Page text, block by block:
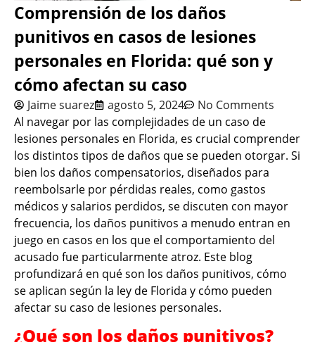
Comprensión de los daños
punitivos en casos de lesiones
personales en Florida: qué son y
cómo afectan su caso
Jaime suarez agosto 5, 2024
No Comments
Al navegar por las complejidades de un caso de
lesiones personales en Florida, es crucial comprender
los distintos tipos de daños que se pueden otorgar. Si
bien los daños compensatorios, diseñados para
reembolsarle por pérdidas reales, como gastos
médicos y salarios perdidos, se discuten con mayor
frecuencia, los daños punitivos a menudo entran en
juego en casos en los que el comportamiento del
acusado fue particularmente atroz. Este blog
profundizará en qué son los daños punitivos, cómo
se aplican según la ley de Florida y cómo pueden
afectar su caso de lesiones personales.
¿Qué son los daños punitivos?